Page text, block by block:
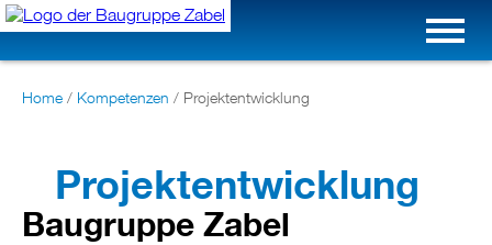
Home / Kompetenzen / Projektentwicklung
Projektentwicklung
Baugruppe Zabel